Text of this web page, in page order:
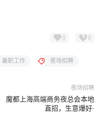
0 0
兼职工作 夜场招聘
夜场招聘
魔都上海高端商务夜总会本地
直招，生意爆好·